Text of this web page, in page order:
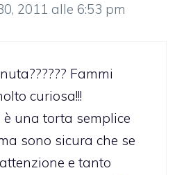
2011 alle 6:53 pm
Fammi
curiosa!!!
è una torta semplice
sono sicura che se
e tanto